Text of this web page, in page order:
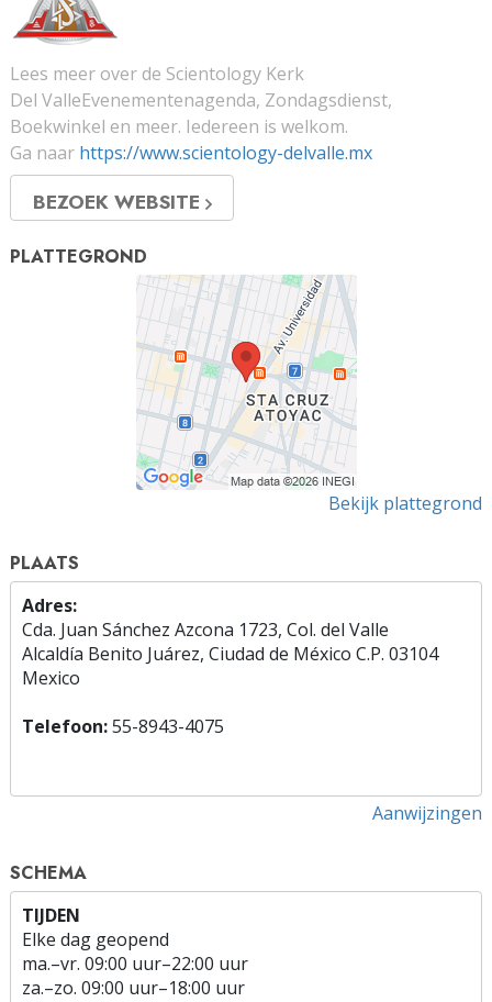
Lees meer over de Scientology Kerk
Del ValleEvenementenagenda, Zondagsdienst,
Boekwinkel en meer. Iedereen is welkom.
Ga naar https://www.scientology-delvalle.mx
BEZOEK WEBSITE
PLATTEGROND
Bekijk plattegrond
PLAATS
Adres:
Cda. Juan Sánchez Azcona 1723, Col. del Valle
Alcaldía Benito Juárez, Ciudad de México C.P. 03104
Mexico
Telefoon:55-8943-4075
Aanwijzingen
SCHEMA
TIJDEN
Elke dag geopend
ma.–vr. 09:00 uur–22:00 uur
za.–zo. 09:00 uur–18:00 uur